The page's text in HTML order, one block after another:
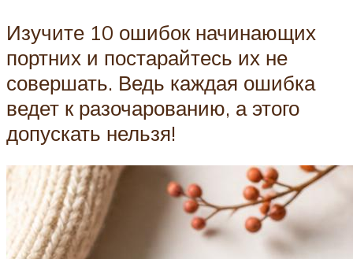
Изучите 10 ошибок начинающих
портних и постарайтесь их не
совершать. Ведь каждая ошибка
ведет к разочарованию, а этого
допускать нельзя!